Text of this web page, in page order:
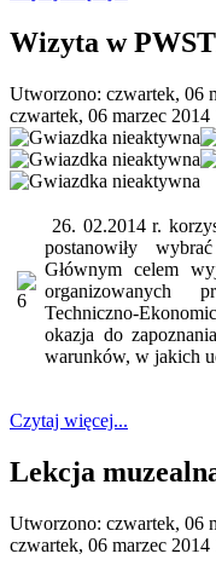
Wizyta w
Utworzono: czwartek, 06
czwartek, 06 marzec 2014
26. 02.2014 r.
postanowiły
Głównym celem
organizowanych
Techniczno-
okazja do
warunków, w jakich
Czytaj więcej...
Lekcja
Utworzono: czwartek, 06
czwartek, 06 marzec 2014